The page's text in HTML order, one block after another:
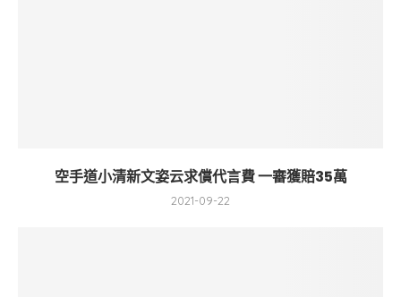
空手道小清新文姿云求償代言費 一審獲賠35萬
2021-09-22